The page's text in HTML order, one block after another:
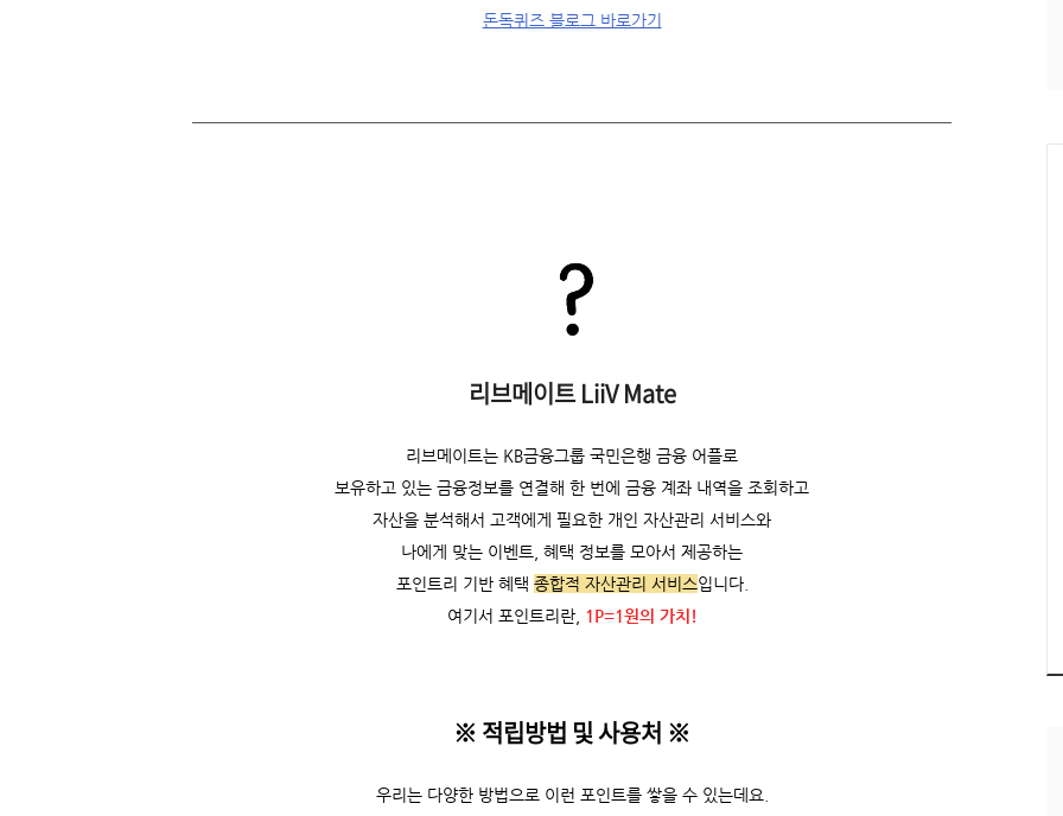
돈독퀴즈 블로그 바로가기
리브메이트 LiiV Mate
리브메이트는 KB금융그룹 국민은행 금융 어플로
보유하고 있는 금융정보를 연결해 한 번에 금융 계좌 내역을 조회하고
자산을 분석해서 고객에게 필요한 개인 자산관리 서비스와
나에게 맞는 이벤트, 혜택 정보를 모아서 제공하는
포인트리 기반 혜택 종합적 자산관리 서비스입니다.
여기서 포인트리란,
1P=1원의 가치!
※ 적립방법 및 사용처 ※
우리는 다양한 방법으로 이런 포인트를 쌓을 수 있는데요.